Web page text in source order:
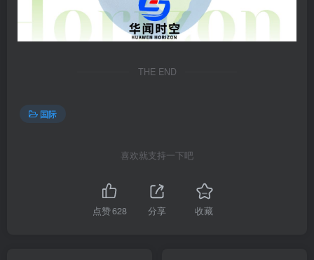
THE END
国际
喜欢就支持一下吧
点赞628 分享 收藏